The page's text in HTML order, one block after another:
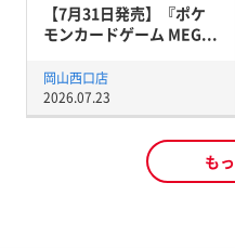
【7月31日発売】『ポケ
モンカードゲーム MEG...
岡山西口店
2026.07.23
も